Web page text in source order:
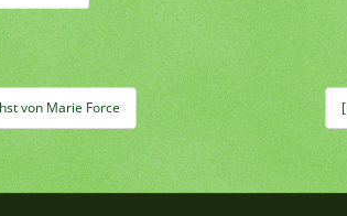
von Marie Force